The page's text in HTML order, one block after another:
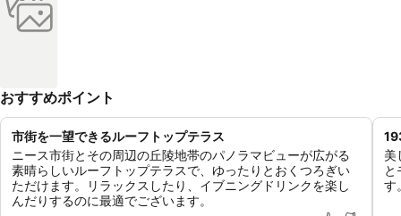
おすすめポイント
市街を一望できるルーフトップテラス
ニース市街とその周辺の丘陵地帯のパノラマビューが広がる
素晴らしいルーフトップテラスで、ゆったりとおくつろぎい
ただけます。リラックスしたり、イブニングドリンクを楽し
んだりするのに最適でございます。
美
と
す